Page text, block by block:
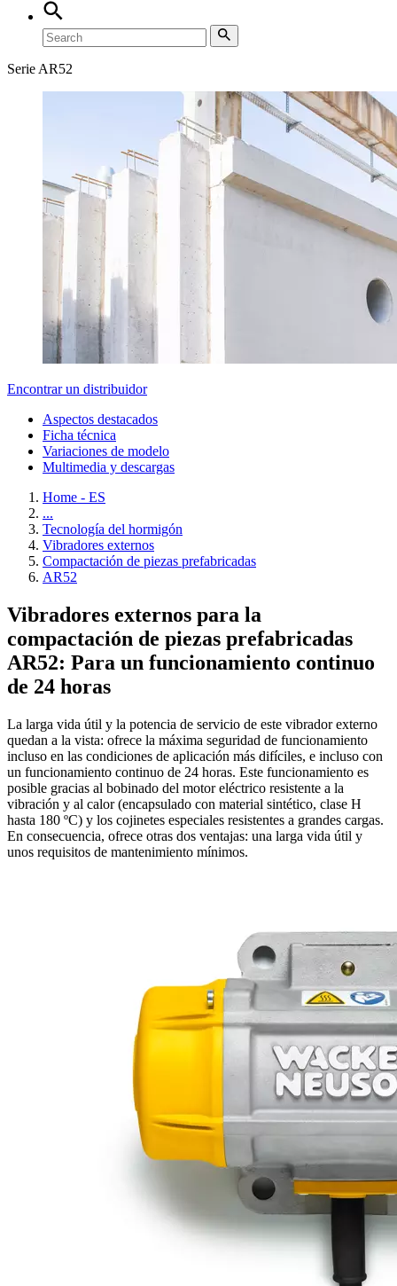
Serie AR52
Encontrar un distribuidor
Aspectos destacados
Ficha técnica
Variaciones de modelo
Multimedia y descargas
Home - ES
...
Tecnología del hormigón
Vibradores externos
Compactación de piezas prefabricadas
AR52
Vibradores externos para la
compactación de piezas prefabricadas
AR52: Para un funcionamiento continuo
de 24 horas
La larga vida útil y la potencia de servicio de este vibrador externo
quedan a la vista: ofrece la máxima seguridad de funcionamiento
incluso en las condiciones de aplicación más difíciles, e incluso con
un funcionamiento continuo de 24 horas. Este funcionamiento es
posible gracias al bobinado del motor eléctrico resistente a la
vibración y al calor (encapsulado con material sintético, clase H
hasta 180 ºC) y los cojinetes especiales resistentes a grandes cargas.
En consecuencia, ofrece otras dos ventajas: una larga vida útil y
unos requisitos de mantenimiento mínimos.